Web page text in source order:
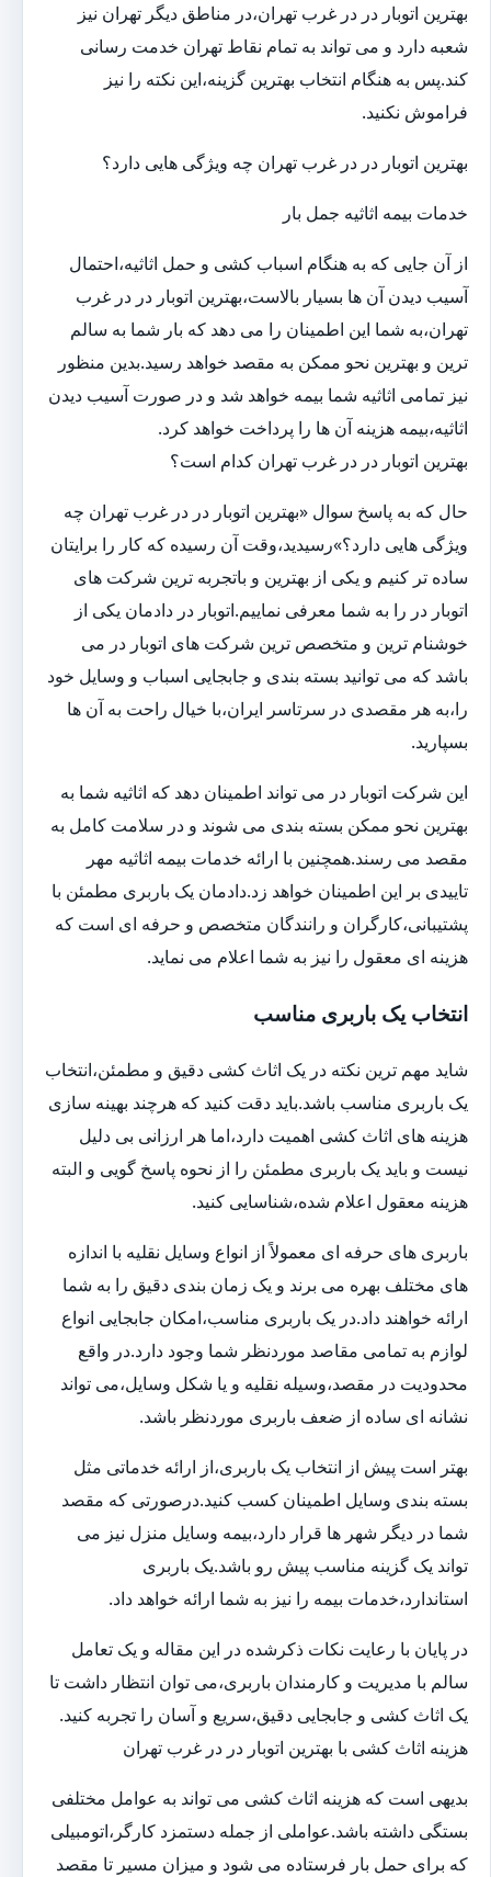
بهترین اتوبار در در غرب تهران،در مناطق دیگر تهران نیز
شعبه دارد و می تواند به تمام نقاط تهران خدمت رسانی
کند.پس به هنگام انتخاب بهترین گزینه،این نکته را نیز
فراموش نکنید.
بهترین اتوبار در در غرب تهران چه ویژگی هایی دارد؟
خدمات بیمه اثاثیه جمل بار
از آن جایی که به هنگام اسباب کشی و حمل اثاثیه،احتمال
آسیب دیدن آن ها بسیار بالاست،بهترین اتوبار در در غرب
تهران،به شما این اطمینان را می دهد که بار شما به سالم
ترین و بهترین نحو ممکن به مقصد خواهد رسید.بدین منظور
نیز تمامی اثاثیه شما بیمه خواهد شد و در صورت آسیب دیدن
اثاثیه،بیمه هزینه آن ها را پرداخت خواهد کرد.
بهترین اتوبار در در غرب تهران کدام است؟
حال که به پاسخ سوال «بهترین اتوبار در در غرب تهران چه
ویژگی هایی دارد؟»رسیدید،وقت آن رسیده که کار را برایتان
ساده تر کنیم و یکی از بهترین و باتجربه ترین شرکت های
اتوبار در را به شما معرفی نماییم.اتوبار در دادمان یکی از
خوشنام ترین و متخصص ترین شرکت های اتوبار در می
باشد که می توانید بسته بندی و جابجایی اسباب و وسایل خود
را،به هر مقصدی در سرتاسر ایران،با خیال راحت به آن ها
بسپارید.
این شرکت اتوبار در می تواند اطمینان دهد که اثاثیه شما به
بهترین نحو ممکن بسته بندی می شوند و در سلامت کامل به
مقصد می رسند.همچنین با ارائه خدمات بیمه اثاثیه مهر
تاییدی بر این اطمینان خواهد زد.دادمان یک باربری مطمئن با
پشتیبانی،کارگران و رانندگان متخصص و حرفه ای است که
هزینه ای معقول را نیز به شما اعلام می نماید.
انتخاب یک باربری مناسب
شاید مهم ترین نکته در یک اثاث کشی دقیق و مطمئن،انتخاب
یک باربری مناسب باشد.باید دقت کنید که هرچند بهینه سازی
هزینه های اثاث کشی اهمیت دارد،اما هر ارزانی بی دلیل
نیست و باید یک باربری مطمئن را از نحوه پاسخ گویی و البته
هزینه معقول اعلام شده،شناسایی کنید.
باربری های حرفه ای معمولاً از انواع وسایل نقلیه با اندازه
های مختلف بهره می برند و یک زمان بندی دقیق را به شما
ارائه خواهند داد.در یک باربری مناسب،امکان جابجایی انواع
لوازم به تمامی مقاصد موردنظر شما وجود دارد.در واقع
محدودیت در مقصد،وسیله نقلیه و یا شکل وسایل،می تواند
نشانه ای ساده از ضعف باربری موردنظر باشد.
بهتر است پیش از انتخاب یک باربری،از ارائه خدماتی مثل
بسته بندی وسایل اطمینان کسب کنید.درصورتی که مقصد
شما در دیگر شهر ها قرار دارد،بیمه وسایل منزل نیز می
تواند یک گزینه مناسب پیش رو باشد.یک باربری
استاندارد،خدمات بیمه را نیز به شما ارائه خواهد داد.
در پایان با رعایت نکات ذکرشده در این مقاله و یک تعامل
سالم با مدیریت و کارمندان باربری،می توان انتظار داشت تا
یک اثاث کشی و جابجایی دقیق،سریع و آسان را تجربه کنید.
هزینه اثاث کشی با بهترین اتوبار در در غرب تهران
بدیهی است که هزینه اثاث کشی می تواند به عوامل مختلفی
بستگی داشته باشد.عواملی از جمله دستمزد کارگر،اتومبیلی
که برای حمل بار فرستاده می شود و میزان مسیر تا مقصد